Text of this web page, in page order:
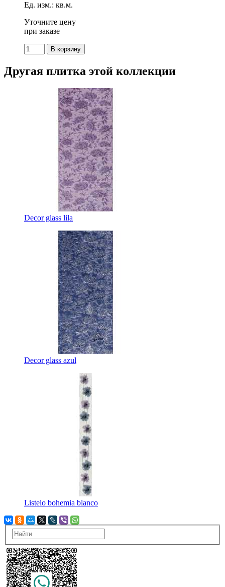
Ед. изм.: кв.м.
Уточните цену
при заказе
Другая плитка этой коллекции
Decor glass lila
Decor glass azul
Listelo bohemia blanco